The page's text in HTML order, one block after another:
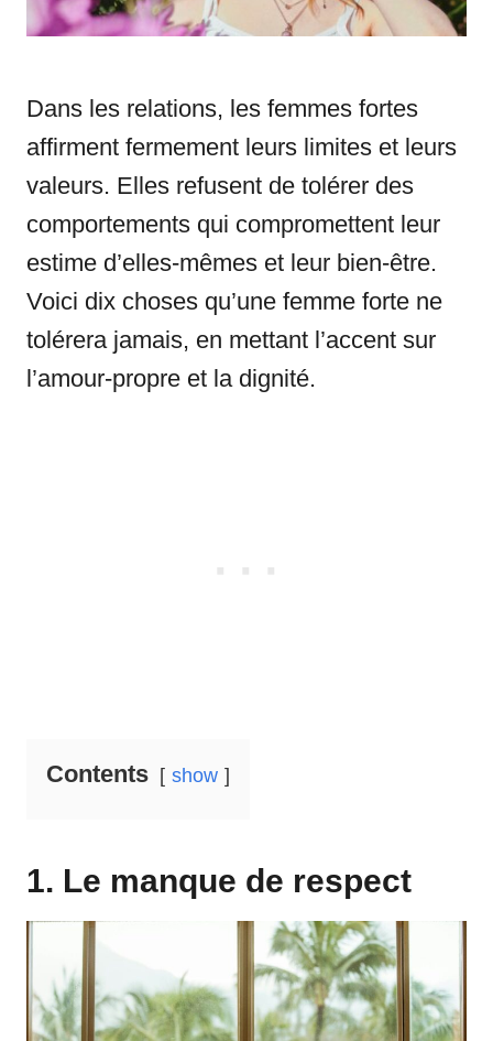
Dans les relations, les femmes fortes
affirment fermement leurs limites et leurs
valeurs. Elles refusent de tolérer des
comportements qui compromettent leur
estime d’elles-mêmes et leur bien-être.
Voici dix choses qu’une femme forte ne
tolérera jamais, en mettant l’accent sur
l’amour-propre et la dignité.
Contents show
1. Le manque de respect